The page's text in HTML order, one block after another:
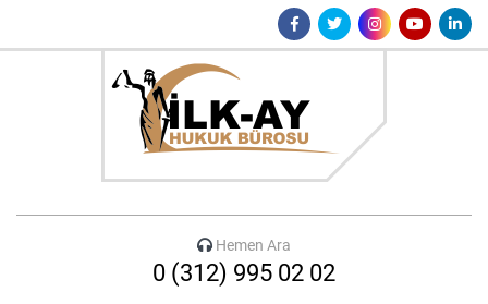
Hemen Ara
0 (312) 995 02 02